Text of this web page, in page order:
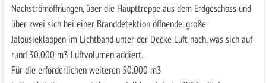
Nachström­öffnungen, über die Haupttreppe aus dem Erdgeschoss und
über zwei sich bei einer Branddetektion öffnende, große
Jalousieklappen im Lichtband unter der Decke Luft nach, was sich auf
rund 30.000 m3 Luftvolumen addiert.
Für die erforderlichen weiteren 50.000 m3